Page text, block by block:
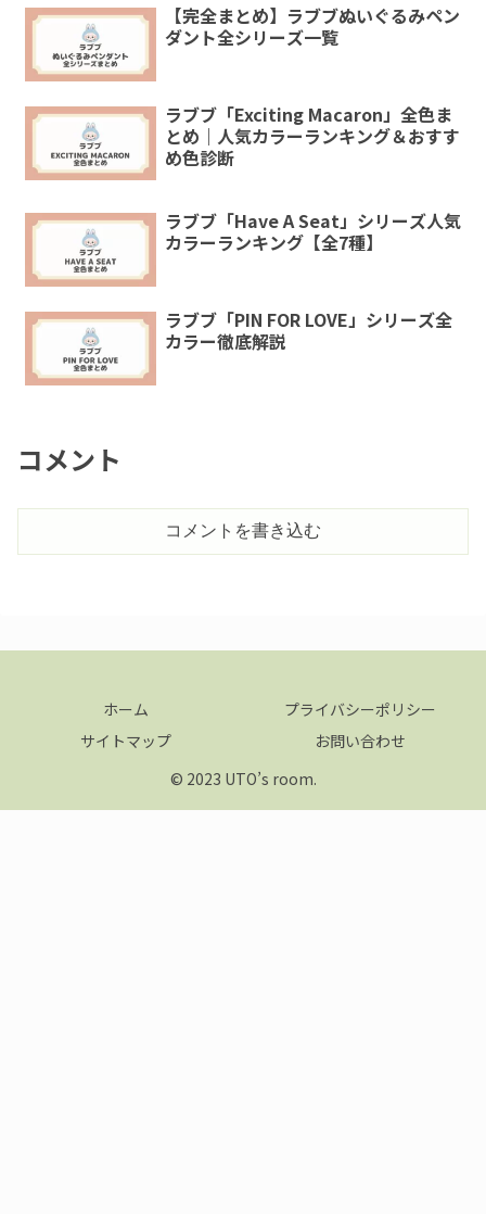
【完全まとめ】ラブブぬいぐるみペン
ダント全シリーズ一覧
ラブブ「Exciting Macaron」全色ま
とめ｜人気カラーランキング＆おすす
め色診断
ラブブ「Have A Seat」シリーズ人気
カラーランキング【全7種】
ラブブ「PIN FOR LOVE」シリーズ全
カラー徹底解説
コメント
コメントを書き込む
ホーム
プライバシーポリシー
サイトマップ
お問い合わせ
© 2023 UTO’s room.